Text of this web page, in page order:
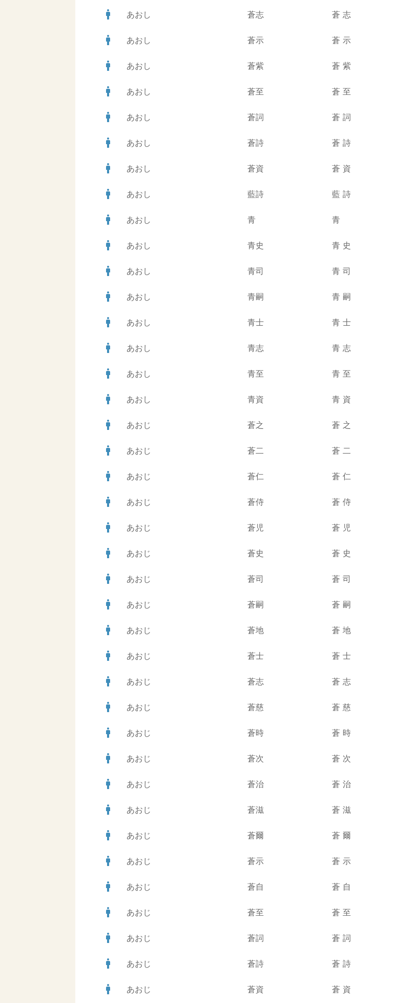
man あおし 蒼志 蒼 志
man あおし 蒼示 蒼 示
man あおし 蒼紫 蒼 紫
man あおし 蒼至 蒼 至
man あおし 蒼詞 蒼 詞
man あおし 蒼詩 蒼 詩
man あおし 蒼資 蒼 資
man あおし 藍詩 藍 詩
man あおし 青 青
man あおし 青史 青 史
man あおし 青司 青 司
man あおし 青嗣 青 嗣
man あおし 青士 青 士
man あおし 青志 青 志
man あおし 青至 青 至
man あおし 青資 青 資
man あおじ 蒼之 蒼 之
man あおじ 蒼二 蒼 二
man あおじ 蒼仁 蒼 仁
man あおじ 蒼侍 蒼 侍
man あおじ 蒼児 蒼 児
man あおじ 蒼史 蒼 史
man あおじ 蒼司 蒼 司
man あおじ 蒼嗣 蒼 嗣
man あおじ 蒼地 蒼 地
man あおじ 蒼士 蒼 士
man あおじ 蒼志 蒼 志
man あおじ 蒼慈 蒼 慈
man あおじ 蒼時 蒼 時
man あおじ 蒼次 蒼 次
man あおじ 蒼治 蒼 治
man あおじ 蒼滋 蒼 滋
man あおじ 蒼爾 蒼 爾
man あおじ 蒼示 蒼 示
man あおじ 蒼自 蒼 自
man あおじ 蒼至 蒼 至
man あおじ 蒼詞 蒼 詞
man あおじ 蒼詩 蒼 詩
man あおじ 蒼資 蒼 資